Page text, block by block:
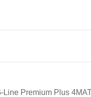
Premium Plus